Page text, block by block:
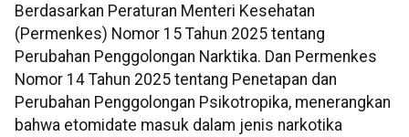
Berdasarkan Peraturan Menteri Kesehatan
(Permenkes) Nomor 15 Tahun 2025 tentang
Perubahan Penggolongan Narktika. Dan Permenkes
Nomor 14 Tahun 2025 tentang Penetapan dan
Perubahan Penggolongan Psikotropika, menerangkan
bahwa etomidate masuk dalam jenis narkotika